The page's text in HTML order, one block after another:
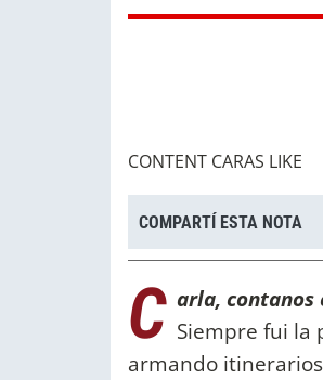
CONTENT CARAS LIKE
COMPARTÍ ESTA NOTA
C arla, contanos
Siempre fui la
armando